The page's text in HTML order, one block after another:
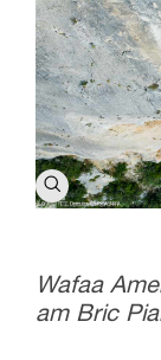
Wafaa
am Bric